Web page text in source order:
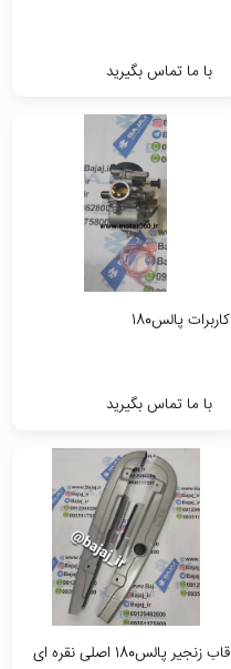
با ما تماس بگیرید
کاربرات پالس180
با ما تماس بگیرید
قاب زنجیر پالس180 اصلی نقره ای